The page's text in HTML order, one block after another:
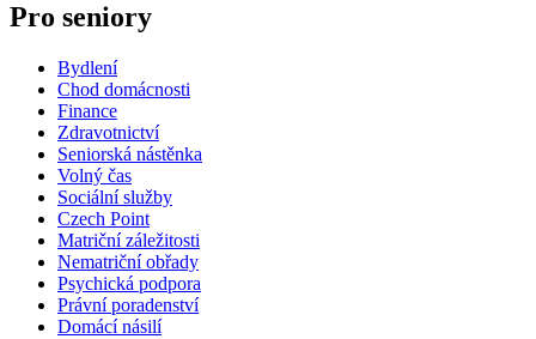
Pro seniory
Bydlení
Chod domácnosti
Finance
Zdravotnictví
Seniorská nástěnka
Volný čas
Sociální služby
Czech Point
Matriční záležitosti
Nematriční obřady
Psychická podpora
Právní poradenství
Domácí násilí